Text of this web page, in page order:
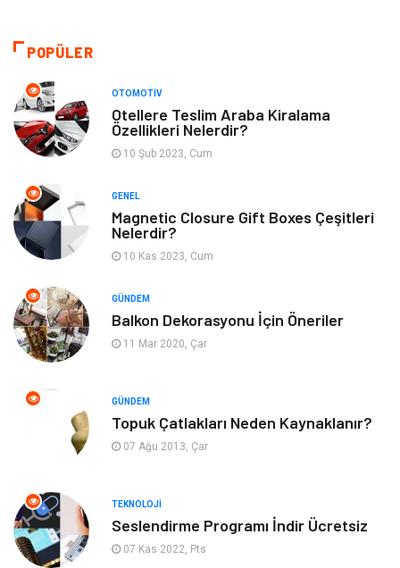
Otomotiv
Giyim
Cilt ve Deri Hastalıkları Bilgisayar & Yazılım
Organizasyon Hastalıklar
Kadın Hastalıkları Alternatif Tıp
Güzellik
Beslenme
Psikolojik Hastalıklar
Kanser
Diyet
POPÜLER
OTOMOTIV
Otellere Teslim Araba Kiralama
Özellikleri Nelerdir?
10 Şub 2023, Cum
GENEL
Magnetic Closure Gift Boxes Çeşitleri
Nelerdir?
10 Kas 2023, Cum
GÜNDEM
Balkon Dekorasyonu İçin Öneriler
11 Mar 2020, Çar
GÜNDEM
Topuk Çatlakları Neden Kaynaklanır?
07 Ağu 2013, Çar
TEKNOLOJI
Seslendirme Programı İndir Ücretsiz
07 Kas 2022, Pts